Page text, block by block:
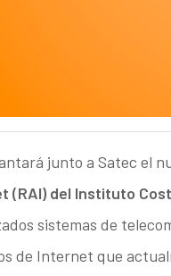
junto a Satec el
(RAI) del Instituto
sistemas de
de Internet que